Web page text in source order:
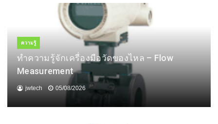
ความรู้
ทำความรู้จักเครื่องมือวัดของไหล – Flow
Measurement
jwtech 05/08/2026